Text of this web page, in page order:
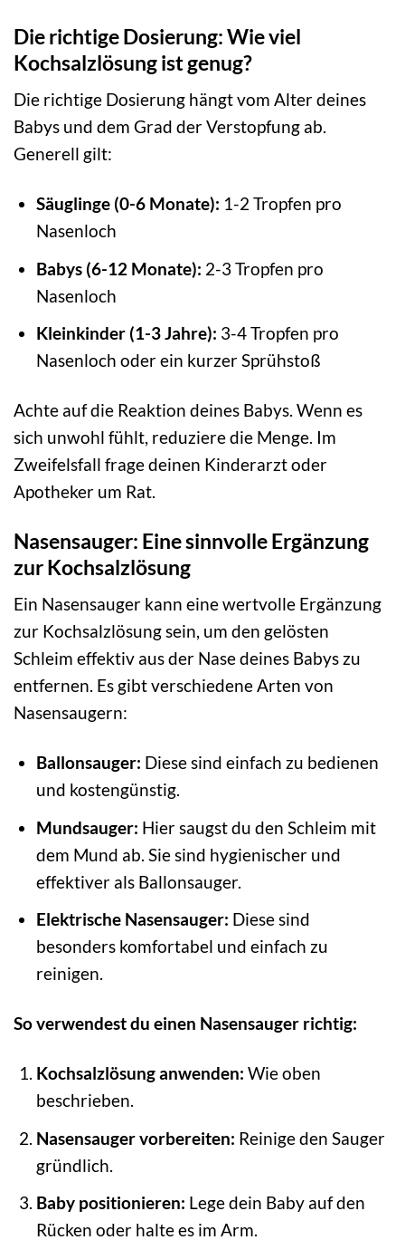
Die richtige Dosierung: Wie viel
Kochsalzlösung ist genug?
Die richtige Dosierung hängt vom Alter deines
Babys und dem Grad der Verstopfung ab.
Generell gilt:
Säuglinge (0-6 Monate): 1-2 Tropfen pro
Nasenloch
Babys (6-12 Monate): 2-3 Tropfen pro
Nasenloch
Kleinkinder (1-3 Jahre): 3-4 Tropfen pro
Nasenloch oder ein kurzer Sprühstoß
Achte auf die Reaktion deines Babys. Wenn es
sich unwohl fühlt, reduziere die Menge. Im
Zweifelsfall frage deinen Kinderarzt oder
Apotheker um Rat.
Nasensauger: Eine sinnvolle Ergänzung
zur Kochsalzlösung
Ein Nasensauger kann eine wertvolle Ergänzung
zur Kochsalzlösung sein, um den gelösten
Schleim effektiv aus der Nase deines Babys zu
entfernen. Es gibt verschiedene Arten von
Nasensaugern:
Ballonsauger: Diese sind einfach zu bedienen
und kostengünstig.
Mundsauger: Hier saugst du den Schleim mit
dem Mund ab. Sie sind hygienischer und
effektiver als Ballonsauger.
Elektrische Nasensauger: Diese sind
besonders komfortabel und einfach zu
reinigen.
So verwendest du einen Nasensauger richtig:
Kochsalzlösung anwenden: Wie oben
beschrieben.
Nasensauger vorbereiten: Reinige den Sauger
gründlich.
Baby positionieren: Lege dein Baby auf den
Rücken oder halte es im Arm.